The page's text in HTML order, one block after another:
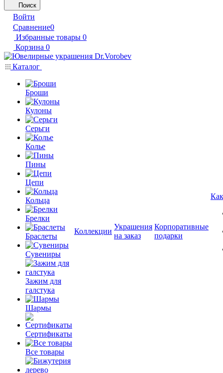
Поиск
Войти
Сравнение0
Избранные товары 0
Корзина 0
Каталог
Броши
Кулоны
Серьги
Колье
Пины
Цепи
Кольца
Брелки
Браслеты
Сувениры
Зажим для
галстука
Шармы
Сертификаты
Все товары
Коллекции
Украшения
на заказ
Корпоративные
подарки